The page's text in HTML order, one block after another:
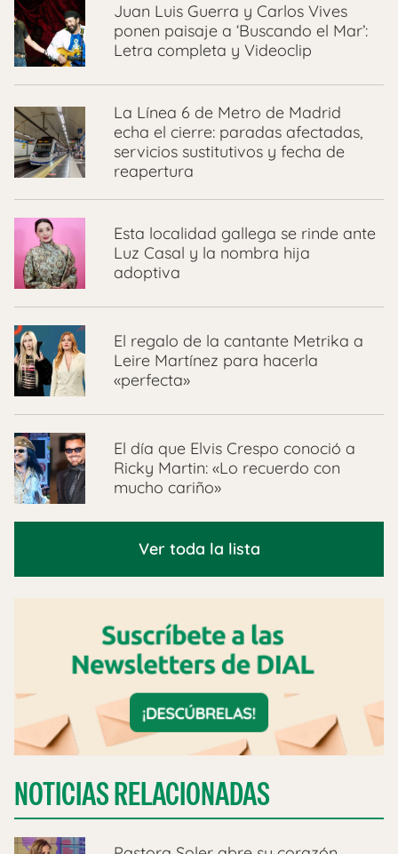
Juan Luis Guerra y Carlos Vives
ponen paisaje a ‘Buscando el Mar’:
Letra completa y Videoclip
La Línea 6 de Metro de Madrid
echa el cierre: paradas afectadas,
servicios sustitutivos y fecha de
reapertura
Esta localidad gallega se rinde ante
Luz Casal y la nombra hija
adoptiva
El regalo de la cantante Metrika a
Leire Martínez para hacerla
«perfecta»
El día que Elvis Crespo conoció a
Ricky Martin: «Lo recuerdo con
mucho cariño»
Ver toda la lista
NOTICIAS RELACIONADAS